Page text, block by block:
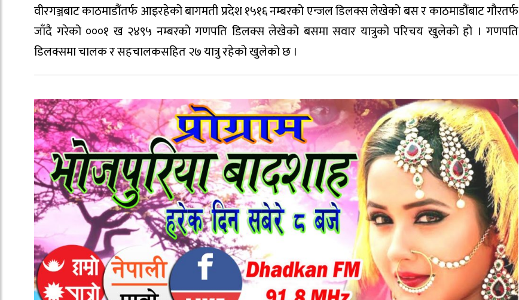
वीरगञ्जबाट काठमाडौंतर्फ आइरहेको बागमती प्रदेश १५१६ नम्बरको एन्जल डिलक्स लेखेको बस र काठमाडौंबाट गौरतर्फ
जाँदै गरेको ०००१ ख २४९५ नम्बरको गणपति डिलक्स लेखेको बसमा सवार यात्रुको परिचय खुलेको हो । गणपति
डिलक्समा चालक र सहचालकसहित २७ यात्रु रहेको खुलेको छ ।